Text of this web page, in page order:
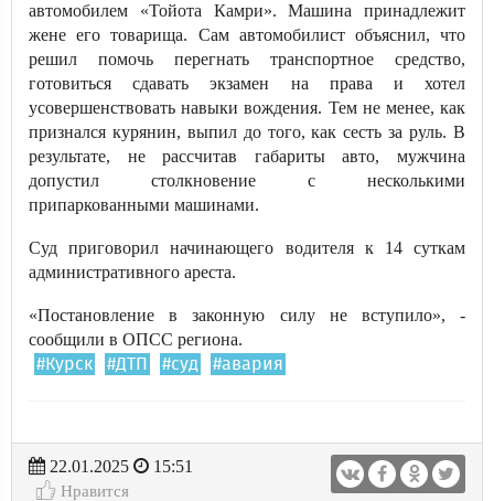
автомобилем «Тойота Камри». Машина принадлежит
жене его товарища. Сам автомобилист объяснил, что
решил помочь перегнать транспортное средство,
готовиться сдавать экзамен на права и хотел
усовершенствовать навыки вождения. Тем не менее, как
признался курянин, выпил до того, как сесть за руль. В
результате, не рассчитав габариты авто, мужчина
допустил столкновение с несколькими
припаркованными машинами.
Суд приговорил начинающего водителя к 14 суткам
административного ареста.
«Постановление в законную силу не вступило», -
сообщили в ОПСС региона.
#Курск #ДТП #суд #авария
22.01.2025
15:51
Нравится